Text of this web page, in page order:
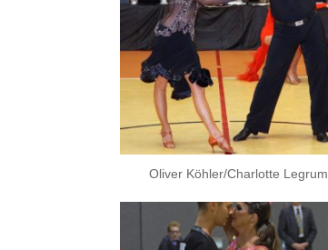
Oliver Köhler/Charlotte Legrum